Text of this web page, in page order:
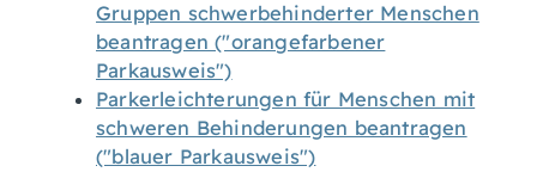
Gruppen schwerbehinderter Menschen
beantragen ("orangefarbener
Parkausweis")
Parkerleichterungen für Menschen mit
schweren Behinderungen beantragen
("blauer Parkausweis")